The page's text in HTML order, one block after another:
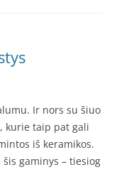
Ir nors su šiuo
kurie taip pat gali
iš keramikos.
gaminys – tiesiog